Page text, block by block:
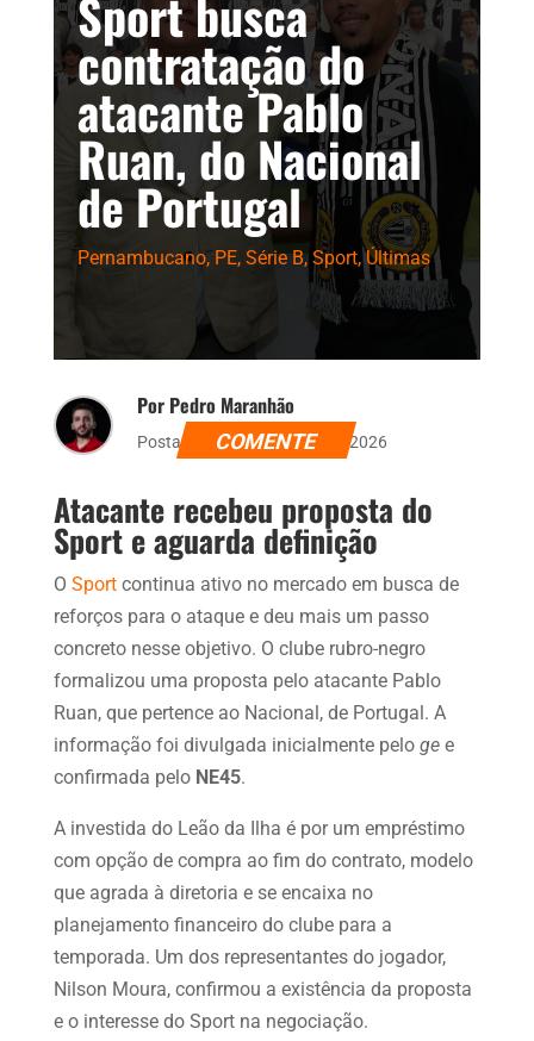
Sport busca
contratação do
atacante Pablo
Ruan, do Nacional
de Portugal
Pernambucano, PE, Série B, Sport,Últimas
Por Pedro Maranhão
Postado dia 19 de janeiro de 2026
COMENTE
Atacante recebeu proposta do
Sport e aguarda definição
O Sportcontinua ativo no mercado em busca de
reforços para o ataque e deu mais um passo
concreto nesse objetivo. O clube rubro-negro
formalizou uma proposta pelo atacante Pablo
Ruan, que pertence ao Nacional, de Portugal. A
informação foi divulgada inicialmente pelo gee
confirmada pelo NE45.
A investida do Leão da Ilha é por um empréstimo
com opção de compra ao fim do contrato, modelo
que agrada à diretoria e se encaixa no
planejamento financeiro do clube para a
temporada. Um dos representantes do jogador,
Nilson Moura, confirmou a existência da proposta
e o interesse do Sport na negociação.